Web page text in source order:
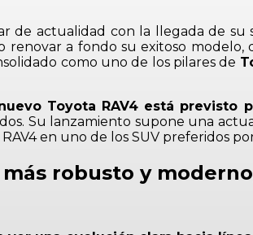
de actualidad con la llegada de su
renovar a fondo su exitoso
como uno de los pilares de
Toyota RAV4 está previsto
Su lanzamiento supone una
en uno de los SUV preferidos
robusto y